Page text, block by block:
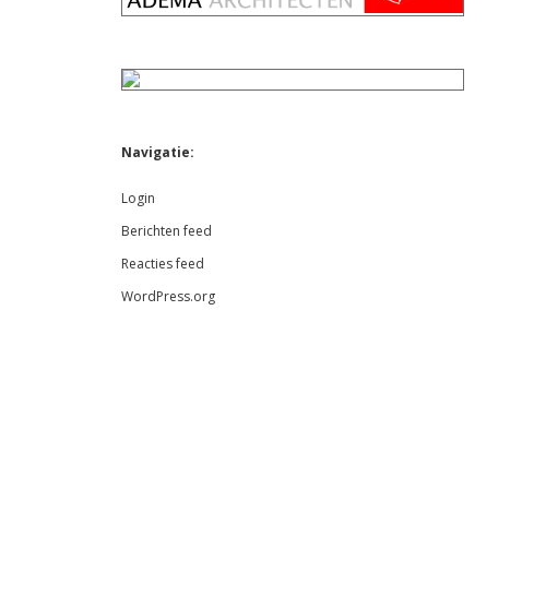
Navigatie:
Login
Berichten feed
Reacties feed
WordPress.org